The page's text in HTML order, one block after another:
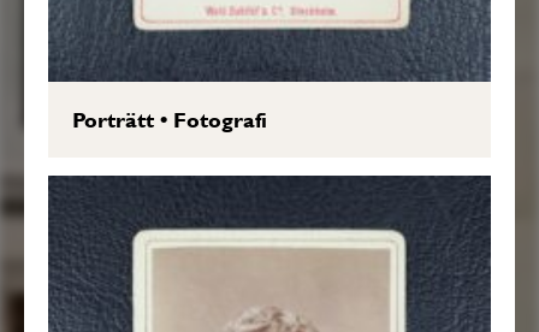
Porträtt• Fotografi